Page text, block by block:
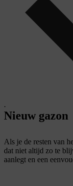
.
Nieuw gazon
Als je de resten van
dat niet altijd zo te
aanlegt en een